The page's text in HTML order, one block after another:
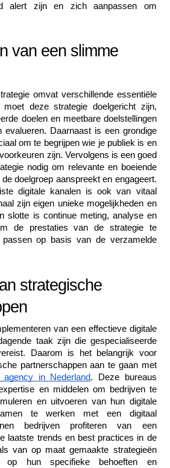
alert zijn en zich aanpassen om
van een slimme
omvat verschillende essentiële
moet deze strategie doelgericht zijn,
doelen en meetbare doelstellingen
Daarnaast is een grondige
om te begrijpen wie je publiek is en
zijn. Vervolgens is een goed
nodig om relevante en boeiende
doelgroep aanspreekt en engageert.
digitale kanalen is ook van vitaal
zijn eigen unieke mogelijkheden en
slotte is continue meting, analyse en
de prestaties van de strategie te
op basis van de verzamelde
strategische
van een effectieve digitale
taak zijn die gespecialiseerde
Daarom is het belangrijk voor
partnerschappen aan te gaan met
agency in Nederland. Deze bureaus
en middelen om bedrijven te
en uitvoeren van hun digitale
te werken met een digitaal
bedrijven profiteren van een
laatste trends en best practices in de
van op maat gemaakte strategieën
op hun specifieke behoeften en